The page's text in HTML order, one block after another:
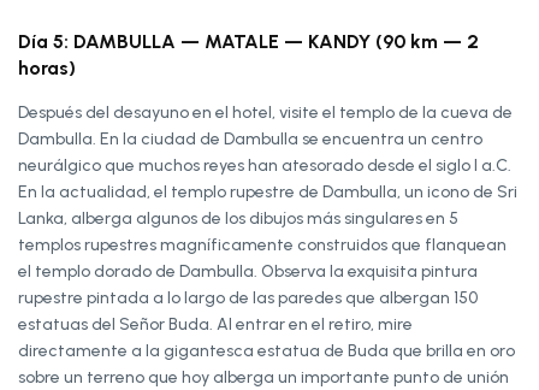
Día 5: DAMBULLA — MATALE — KANDY (90 km — 2
horas)
Después del desayuno en el hotel, visite el templo de la cueva de
Dambulla. En la ciudad de Dambulla se encuentra un centro
neurálgico que muchos reyes han atesorado desde el siglo I a.C.
En la actualidad, el templo rupestre de Dambulla, un icono de Sri
Lanka, alberga algunos de los dibujos más singulares en 5
templos rupestres magníficamente construidos que flanquean
el templo dorado de Dambulla. Observa la exquisita pintura
rupestre pintada a lo largo de las paredes que albergan 150
estatuas del Señor Buda. Al entrar en el retiro, mire
directamente a la gigantesca estatua de Buda que brilla en oro
sobre un terreno que hoy alberga un importante punto de unión